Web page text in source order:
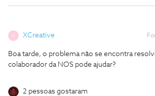
X XCreative
Boa tarde, o problema não se encontra
colaborador da NOS pode ajudar?
2 pessoas gostaram